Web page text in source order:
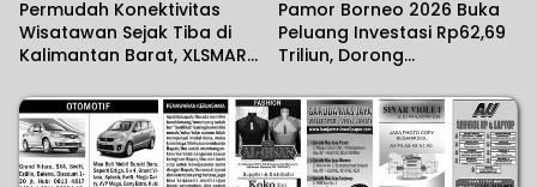
Permudah Konektivitas
Wisatawan Sejak Tiba di
Kalimantan Barat, XLSMART
SIM Card di Bandara
Supadio
Pamor Borneo 2026 Buka
Peluang Investasi Rp62,69
Triliun, Dorong
Kalimantan